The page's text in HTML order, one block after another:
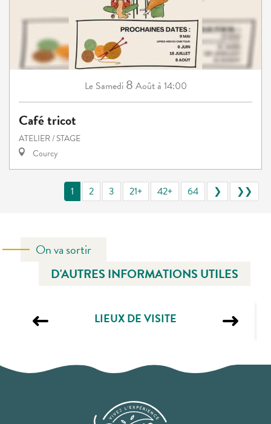
Le Samedi 8 Aoûtà 14:00
Café tricot
ATELIER / STAGE
Courcy
1 2 3 21+ 42+ 64 ❯ ❯❯
On va sortir
D'AUTRES INFORMATIONS UTILES
LIEUX DE VISITE